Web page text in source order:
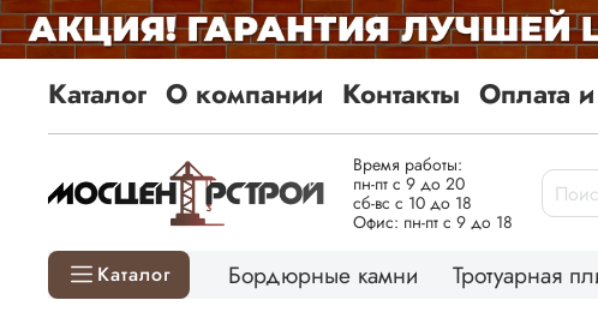
Каталог О компании Контакты Оплата
Время работы:
пн-пт с 9 до 20
сб-вс с 10 до 18
Офис: пн-пт с 9 до 18
Каталог Бордюрные камни Тротуарная